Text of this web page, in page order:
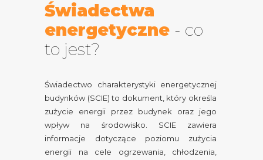
Świadectwo charakterystyki energetycznej
budynków (SCIE) to dokument, który określa
zużycie energii przez budynek oraz jego
wpływ na środowisko. SCIE zawiera
informacje dotyczące poziomu zużycia
energii na cele ogrzewania, chłodzenia,
Świadectwa
energetyczne - co
to jest?